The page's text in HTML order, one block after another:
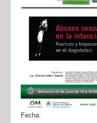
Fecha: